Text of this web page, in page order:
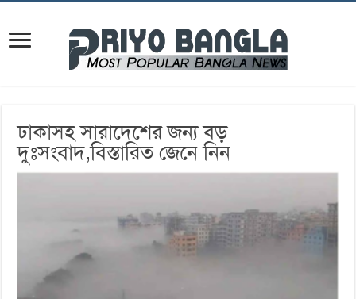
ঢাকাসহ সারাদেশের জন্য বড়
দুঃসংবাদ,বিস্তারিত জেনে নিন